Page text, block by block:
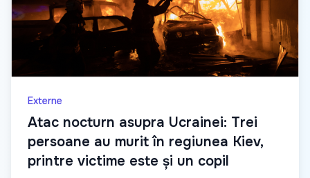
Externe
Atac nocturn asupra Ucrainei: Trei
persoane au murit în regiunea Kiev,
printre victime este și un copil